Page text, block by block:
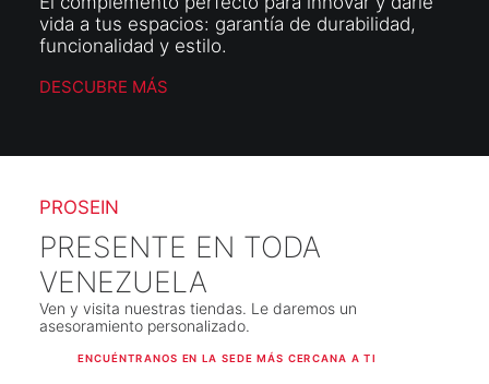
vida a tus espacios: garantía de durabilidad,
funcionalidad y estilo.
DESCUBRE MÁS
PROSEIN
PRESENTE EN TODA
VENEZUELA
Ven y visita nuestras tiendas. Le daremos un
asesoramiento personalizado.
ENCUÉNTRANOS EN LA SEDE MÁS CERCANA A TI